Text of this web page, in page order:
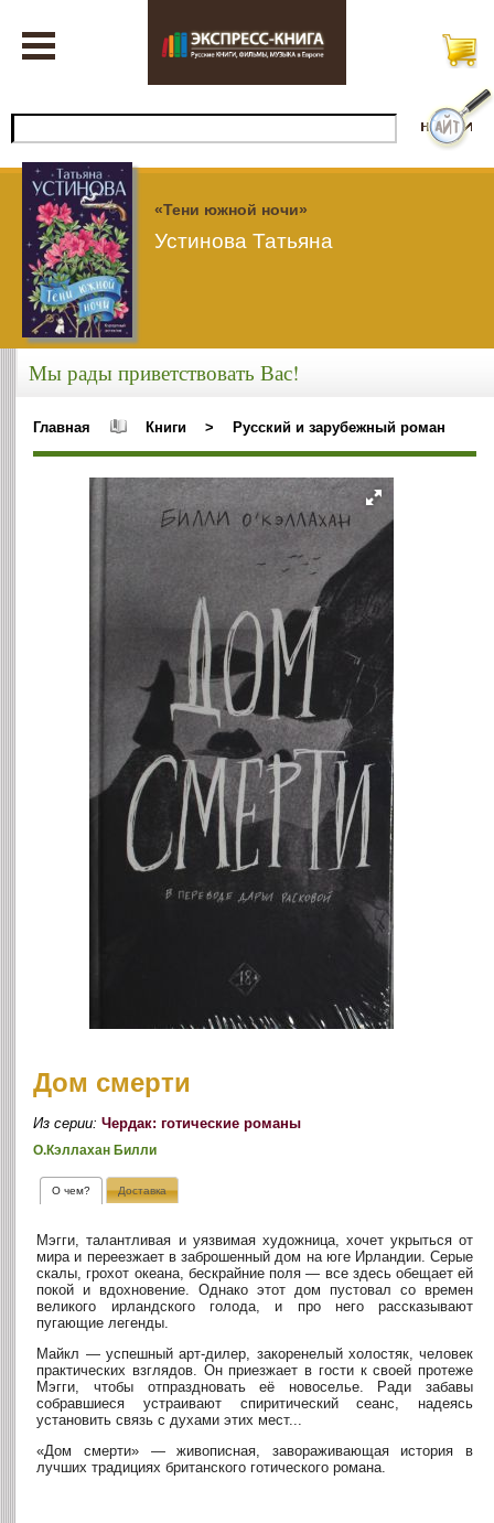
«Тени южной ночи»
Устинова Татьяна
Мы рады приветствовать Вас!
Главная Книги > Русский и зарубежный роман
Дом смерти
Из серии:Чердак: готические романы
О.Кэллахан Билли
О чем? Доставка
Мэгги, талантливая и уязвимая художница, хочет укрыться от
мира и переезжает в заброшенный дом на юге Ирландии. Серые
скалы, грохот океана, бескрайние поля — все здесь обещает ей
покой и вдохновение. Однако этот дом пустовал со времен
великого ирландского голода, и про него рассказывают
пугающие легенды.
Майкл — успешный арт-дилер, закоренелый холостяк, человек
практических взглядов. Он приезжает в гости к своей протеже
Мэгги, чтобы отпраздновать её новоселье. Ради забавы
собравшиеся устраивают спиритический сеанс, надеясь
установить связь с духами этих мест...
«Дом смерти» — живописная, завораживающая история в
лучших традициях британского готического романа.